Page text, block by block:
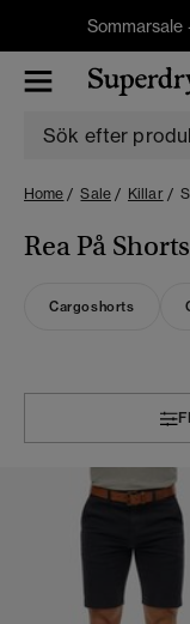
Home Sale Killar
Rea På
Cargoshorts